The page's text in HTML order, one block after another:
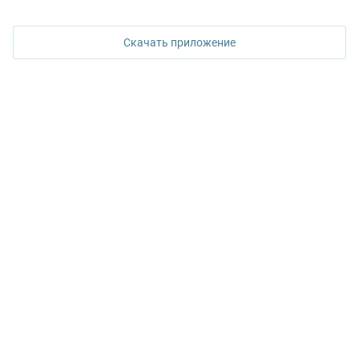
ул. Горького, 65, 0 подъезд, 3 этаж
Скачать приложение